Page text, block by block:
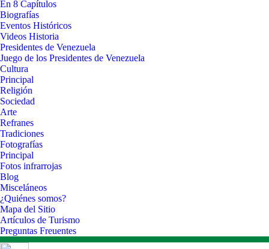
En 8 Capítulos
Biografías
Eventos Históricos
Videos Historia
Presidentes de Venezuela
Juego de los Presidentes de Venezuela
Cultura
Principal
Religión
Sociedad
Arte
Refranes
Tradiciones
Fotografías
Principal
Fotos infrarrojas
Blog
Misceláneos
¿Quiénes somos?
Mapa del Sitio
Artículos de Turismo
Preguntas Freuentes